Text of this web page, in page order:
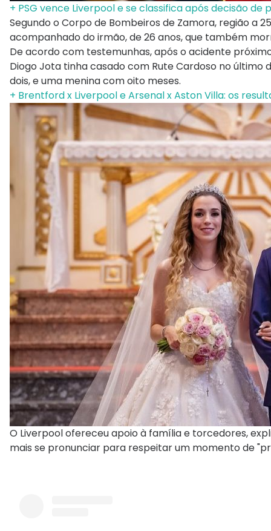
+ PSG vence Liverpool e se classifica após decisão de
Segundo o Corpo de Bombeiros de Zamora, região a
acompanhado do irmão, de 26 anos, que também
De acordo com testemunhas, após o acidente
Diogo Jota tinha casado com Rute Cardoso no último
dois, e uma menina com oito meses.
+ Brentford x Liverpool e Arsenal x Aston Villa: os
O Liverpool ofereceu apoio à família e torcedores,
mais se pronunciar para respeitar um momento de